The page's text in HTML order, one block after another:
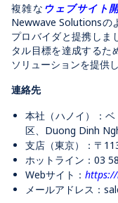
複雑な ウェブサイト
Newwave Solutionsの
プロバイダと提携しま
タル目標を達成するた
ソリューションを提供し
連絡先
本社（ハノイ）：
区、Duong Dinh
支店（東京）：〒
ホットライン： 03
Webサイト：
メールアドレス：